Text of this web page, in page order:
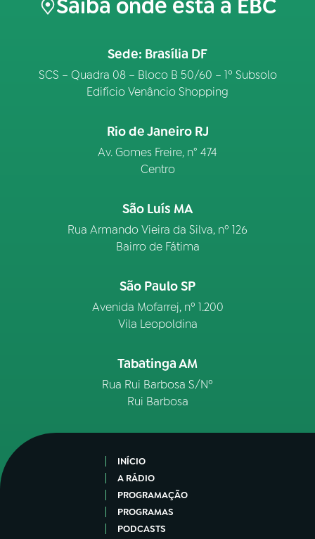
Saiba onde está a EBC
Sede: Brasília DF
SCS – Quadra 08 – Bloco B 50/60 – 1º Subsolo
Edifício Venâncio Shopping
Rio de Janeiro RJ
Av. Gomes Freire, n° 474
Centro
São Luís MA
Rua Armando Vieira da Silva, nº 126
Bairro de Fátima
São Paulo SP
Avenida Mofarrej, nº 1.200
Vila Leopoldina
Tabatinga AM
Rua Rui Barbosa S/Nº
Rui Barbosa
INÍCIO
A RÁDIO
PROGRAMAÇÃO
PROGRAMAS
PODCASTS